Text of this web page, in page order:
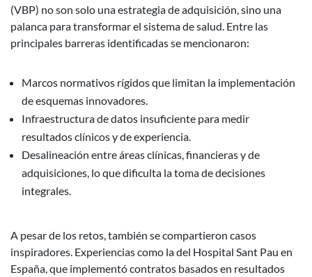
(VBP) no son solo una estrategia de adquisición, sino una
palanca para transformar el sistema de salud. Entre las
principales barreras identificadas se mencionaron:
Marcos normativos rígidos que limitan la implementación
de esquemas innovadores.
Infraestructura de datos insuficiente para medir
resultados clínicos y de experiencia.
Desalineación entre áreas clínicas, financieras y de
adquisiciones, lo que dificulta la toma de decisiones
integrales.
A pesar de los retos, también se compartieron casos
inspiradores. Experiencias como la del Hospital Sant Pau en
España, que implementó contratos basados en resultados